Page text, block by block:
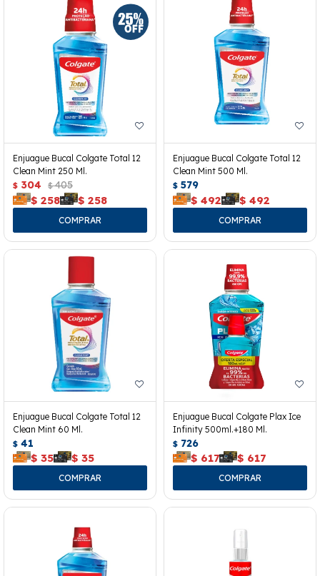
Enjuague Bucal Colgate Total 12
Clean Mint 250 Ml.
$ 304 $ 405
$ 258 $ 258
Enjuague Bucal Colgate Total 12
Clean Mint 500 Ml.
$ 579
$ 492 $ 492
Enjuague Bucal Colgate Total 12
Clean Mint 60 Ml.
$ 41
$ 35 $ 35
Enjuague Bucal Colgate Plax Ice
Infinity 500ml.+180 Ml.
$ 726
$ 617 $ 617